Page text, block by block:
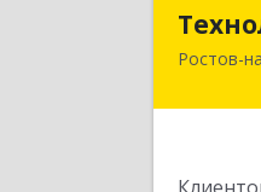
Ростов-